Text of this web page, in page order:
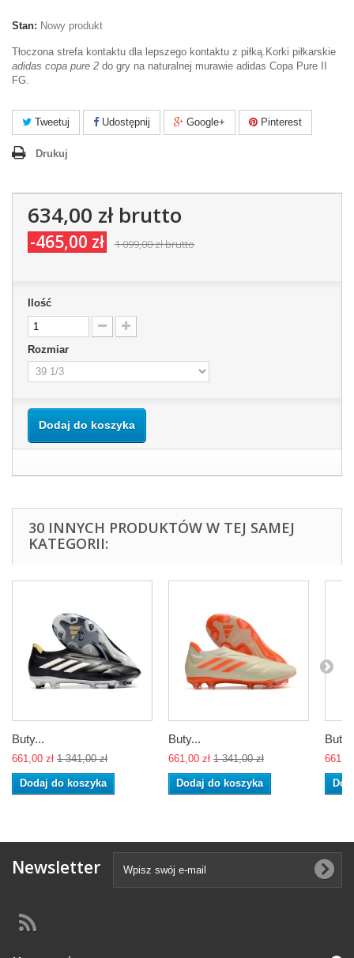
Stan: Nowy produkt
Tłoczona strefa kontaktu dla lepszego kontaktu z piłką.Korki piłkarskie
adidas copa pure 2 do gry na naturalnej murawie adidas Copa Pure II
FG.
Tweetuj Udostępnij Google+ Pinterest
Drukuj
634,00 złbrutto
-465,00 zł 1 099,00 złbrutto
Ilość
Rozmiar
Dodaj do koszyka
30 INNYCH PRODUKTÓW W TEJ SAMEJ
KATEGORII:
Buty...
661,00 zł 1 341,00 zł
Dodaj do koszyka
Buty...
661,00 zł 1 341,00 zł
Dodaj do koszyka
Newsletter